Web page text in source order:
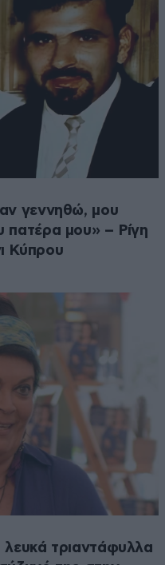
γεννηθώ, μου
πατέρα μου» – Ρίγη
Κύπρου
λευκά τριαντάφυλλα